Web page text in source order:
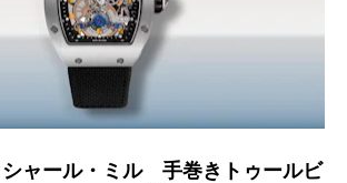
シャール・ミル 手巻きトゥールビ